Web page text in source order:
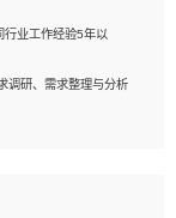
上开发工作经验；
线程及高并发系统开
、基础架构方案和云
后实现机制；
行业工作经验5年以
调研、需求整理与分析
器学习等；